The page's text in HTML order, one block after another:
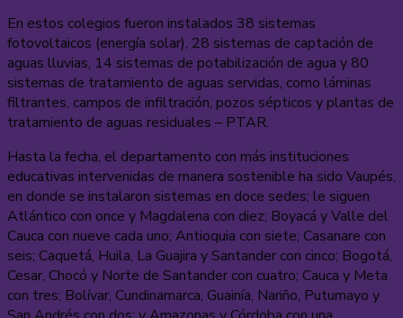
En estos colegios fueron instalados 38 sistemas
fotovoltaicos (energía solar), 28 sistemas de captación de
aguas lluvias, 14 sistemas de potabilización de agua y 80
sistemas de tratamiento de aguas servidas, como láminas
filtrantes, campos de infiltración, pozos sépticos y plantas de
tratamiento de aguas residuales – PTAR.
Hasta la fecha, el departamento con más instituciones
educativas intervenidas de manera sostenible ha sido Vaupés,
en donde se instalaron sistemas en doce sedes; le siguen
Atlántico con once y Magdalena con diez; Boyacá y Valle del
Cauca con nueve cada uno; Antioquia con siete; Casanare con
seis; Caquetá, Huila, La Guajira y Santander con cinco; Bogotá,
Cesar, Chocó y Norte de Santander con cuatro; Cauca y Meta
con tres; Bolívar, Cundinamarca, Guainía, Nariño, Putumayo y